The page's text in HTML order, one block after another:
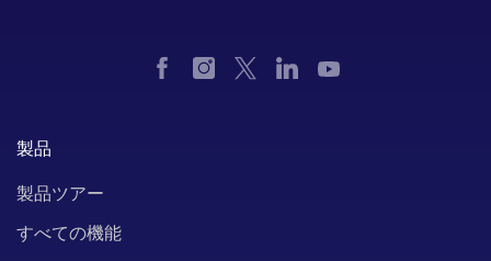
製品
製品ツアー
すべての機能